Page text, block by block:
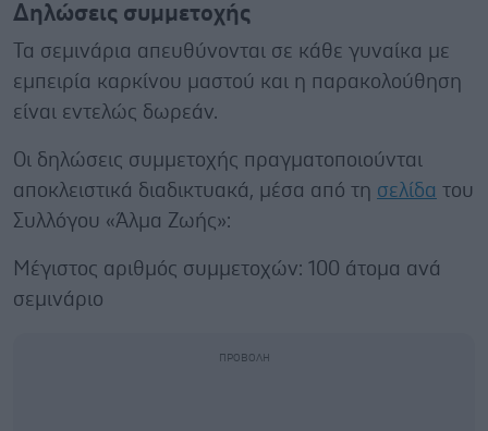
Δηλώσεις συμμετοχής
Τα σεμινάρια απευθύνονται σε κάθε γυναίκα με
εμπειρία καρκίνου μαστού και η παρακολούθηση
είναι εντελώς δωρεάν.
Οι δηλώσεις συμμετοχής πραγματοποιούνται
αποκλειστικά διαδικτυακά, μέσα από τη σελίδα του
Συλλόγου «Άλμα Ζωής»:
Μέγιστος αριθμός συμμετοχών: 100 άτομα ανά
σεμινάριο